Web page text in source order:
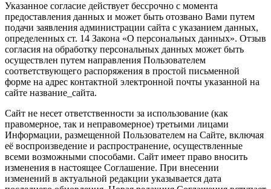
Указанное согласие действует бессрочно с момента
предоставления данных и может быть отозвано Вами путем
подачи заявления администрации сайта с указанием данных,
определенных ст. 14 Закона «О персональных данных». Отзыв
согласия на обработку персональных данных может быть
осуществлен путем направления Пользователем
соответствующего распоряжения в простой письменной
форме на адрес контактной электронной почты указанной на
сайте название_сайта.
Сайт не несет ответственности за использование (как
правомерное, так и неправомерное) третьими лицами
Информации, размещенной Пользователем на Сайте, включая
её воспроизведение и распространение, осуществленные
всеми возможными способами. Сайт имеет право вносить
изменения в настоящее Соглашение. При внесении
изменений в актуальной редакции указывается дата